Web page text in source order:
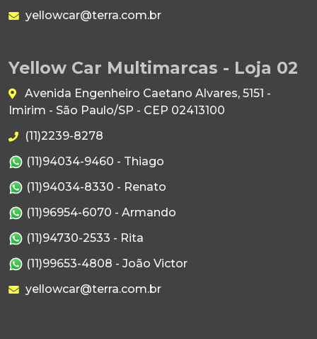
yellowcar@terra.com.br
Yellow Car Multimarcas - Loja 02
Avenida Engenheiro Caetano Alvares, 5151 -
Imirim - São Paulo/SP - CEP 02413100
(11)2239-8278
(11)94034-9460 - Thiago
(11)94034-8330 - Renato
(11)96954-6070 - Armando
(11)94730-2533 - Rita
(11)99653-4808 - João Victor
yellowcar@terra.com.br